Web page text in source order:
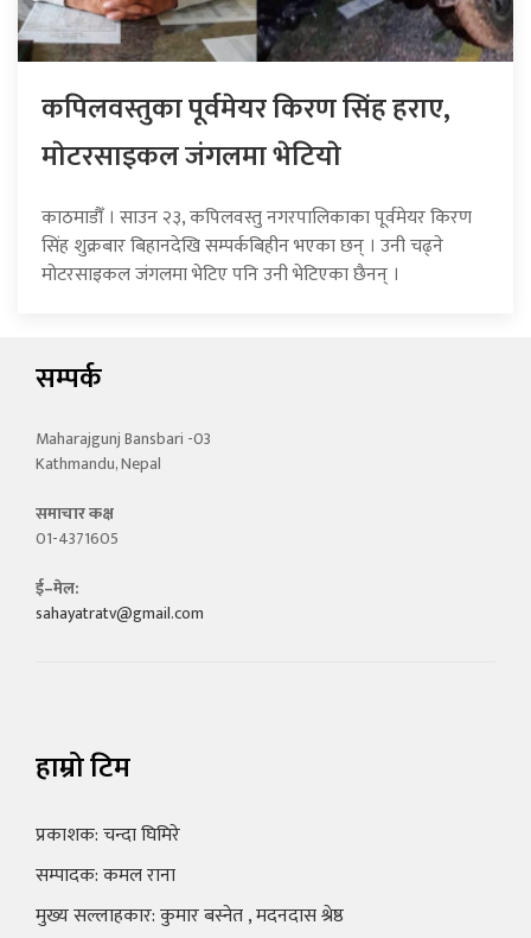
कपिलवस्तुका पूर्वमेयर किरण सिंह हराए,
माेटरसाइकल जंगलमा भेटियाे
काठमाडौँ । साउन २३, कपिलवस्तु नगरपालिकाका पूर्वमेयर किरण
सिंह शुक्रबार बिहानदेखि सम्पर्कबिहीन भएका छन् । उनी चढ्ने
मोटरसाइकल जंगलमा भेटिए पनि उनी भेटिएका छैनन् ।
सम्पर्क
Maharajgunj Bansbari -03
Kathmandu, Nepal
समाचार कक्ष
01-4371605
ई–मेल:
sahayatratv@gmail.com
हाम्रो टिम
प्रकाशक: चन्दा घिमिरे
सम्पादक: कमल राना
मुख्य सल्लाहकार: कुमार बस्नेत , मदनदास श्रेष्ठ